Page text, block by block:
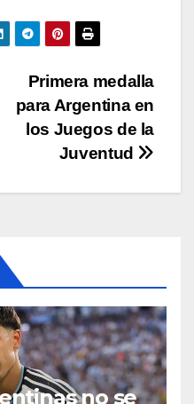
ar
tir
Primera medalla
para Argentina en
los Juegos de la
Juventud
no se